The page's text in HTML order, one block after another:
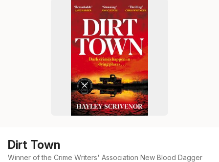
Dirt Town
Winner of the Crime Writers' Association New Blood Dagger